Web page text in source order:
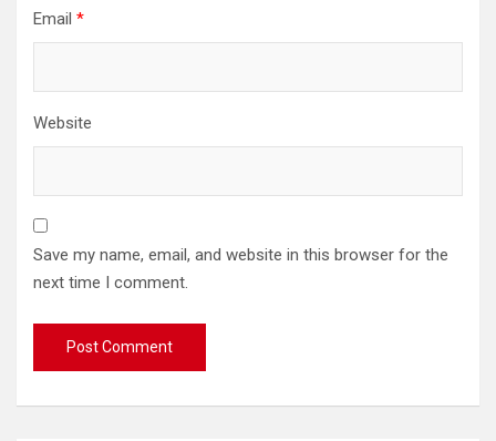
Email *
Website
Save my name, email, and website in this browser for the
next time I comment.